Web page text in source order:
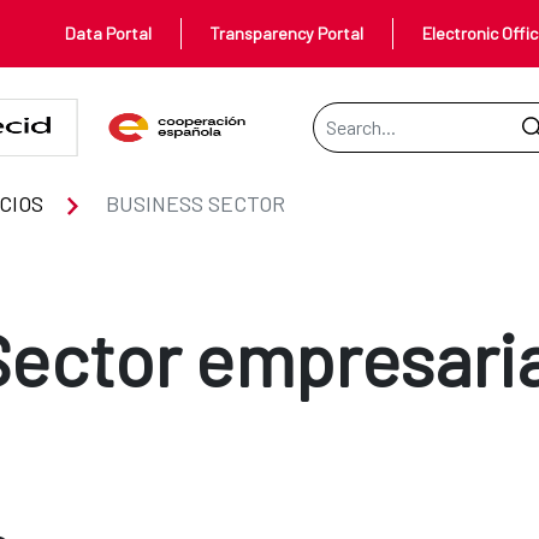
Data Portal Transparency Portal Electronic
Search Bar
BUSINESS SECTOR